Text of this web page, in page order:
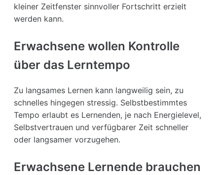
kleiner Zeitfenster sinnvoller Fortschritt erzielt
werden kann.
Erwachsene wollen Kontrolle
über das Lerntempo
Zu langsames Lernen kann langweilig sein, zu
schnelles hingegen stressig. Selbstbestimmtes
Tempo erlaubt es Lernenden, je nach Energielevel,
Selbstvertrauen und verfügbarer Zeit schneller
oder langsamer vorzugehen.
Erwachsene Lernende brauchen